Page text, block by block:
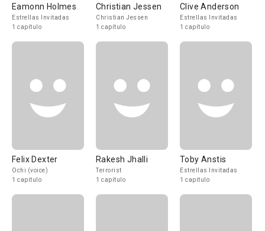
Eamonn Holmes
Estrellas Invitadas
1 capítulo
Christian Jessen
Christian Jessen
1 capítulo
Clive Anderson
Estrellas Invitadas
1 capítulo
Felix Dexter
Ochi (voice)
1 capítulo
Rakesh Jhalli
Terrorist
1 capítulo
Toby Anstis
Estrellas Invitadas
1 capítulo